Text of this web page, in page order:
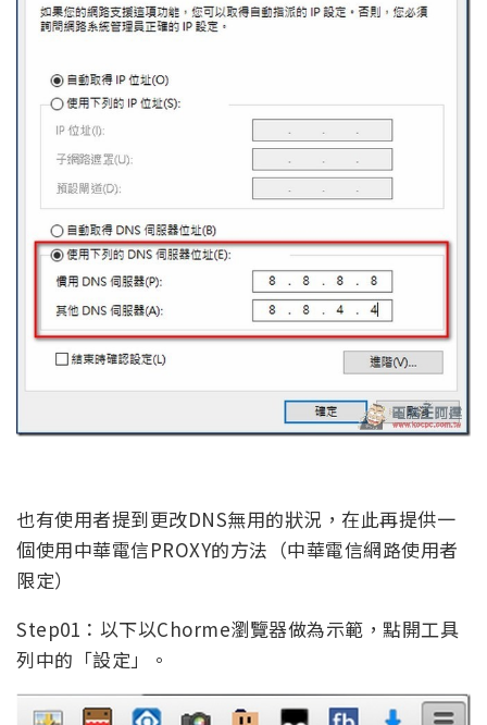
也有使用者提到更改DNS無用的狀況，在此再提供一
個使用中華電信PROXY的方法（中華電信網路使用者
限定）
Step01：以下以Chorme瀏覽器做為示範，點開工具
列中的「設定」。